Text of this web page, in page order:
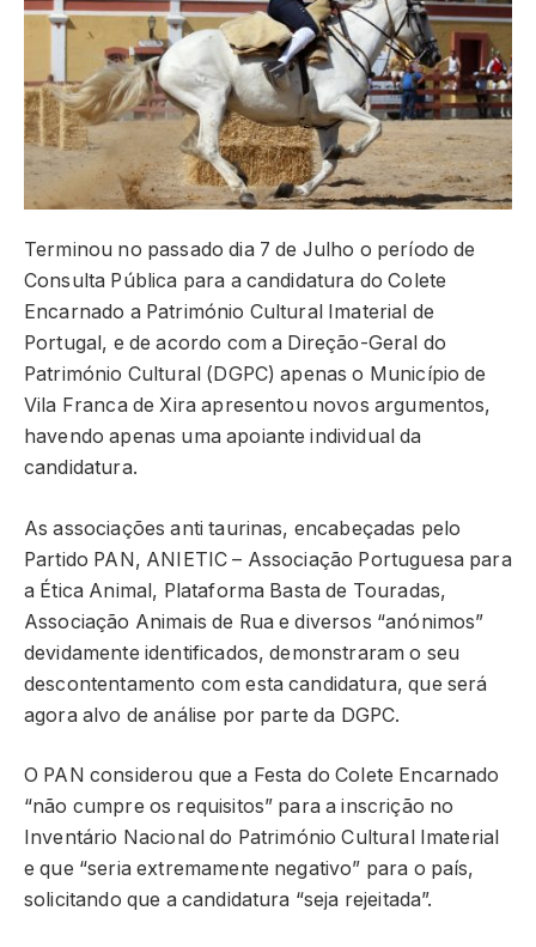
Terminou no passado dia 7 de Julho o período de
Consulta Pública para a candidatura do Colete
Encarnado a Património Cultural Imaterial de
Portugal, e de acordo com a Direção-Geral do
Património Cultural (DGPC) apenas o Município de
Vila Franca de Xira apresentou novos argumentos,
havendo apenas uma apoiante individual da
candidatura.
As associações anti taurinas, encabeçadas pelo
Partido PAN, ANIETIC – Associação Portuguesa para
a Ética Animal, Plataforma Basta de Touradas,
Associação Animais de Rua e diversos “anónimos”
devidamente identificados, demonstraram o seu
descontentamento com esta candidatura, que será
agora alvo de análise por parte da DGPC.
O PAN considerou que a Festa do Colete Encarnado
“não cumpre os requisitos” para a inscrição no
Inventário Nacional do Património Cultural Imaterial
e que “seria extremamente negativo” para o país,
solicitando que a candidatura “seja rejeitada”.